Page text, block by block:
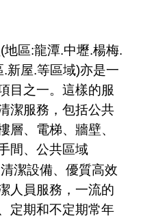
區:龍潭.中壢.楊梅.
新屋.等區域)亦是一
目之一。這樣的服
潔服務，包括公共
層、電梯、牆壁、
間、公共區域
潔設備、優質高效
人員服務，一流的
定期和不定期常年